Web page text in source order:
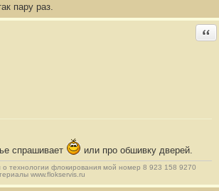
пару раз.
спрашивает или про обшивку дверей.
о технологии флокирования мой номер 8 923 158 9270
www.flokservis.ru